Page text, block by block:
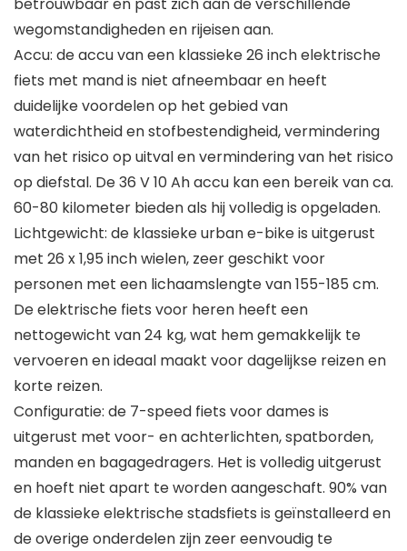
betrouwbaar en past zich aan de verschillende
wegomstandigheden en rijeisen aan.
Accu: de accu van een klassieke 26 inch elektrische
fiets met mand is niet afneembaar en heeft
duidelijke voordelen op het gebied van
waterdichtheid en stofbestendigheid, vermindering
van het risico op uitval en vermindering van het risico
op diefstal. De 36 V 10 Ah accu kan een bereik van ca.
60-80 kilometer bieden als hij volledig is opgeladen.
Lichtgewicht: de klassieke urban e-bike is uitgerust
met 26 x 1,95 inch wielen, zeer geschikt voor
personen met een lichaamslengte van 155-185 cm.
De elektrische fiets voor heren heeft een
nettogewicht van 24 kg, wat hem gemakkelijk te
vervoeren en ideaal maakt voor dagelijkse reizen en
korte reizen.
Configuratie: de 7-speed fiets voor dames is
uitgerust met voor- en achterlichten, spatborden,
manden en bagagedragers. Het is volledig uitgerust
en hoeft niet apart te worden aangeschaft. 90% van
de klassieke elektrische stadsfiets is geïnstalleerd en
de overige onderdelen zijn zeer eenvoudig te